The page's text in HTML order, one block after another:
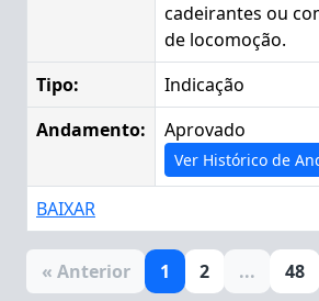
cadeirantes ou
de locomoção.
Tipo:
Indicação
Andamento:
Aprovado
Ver Histórico de
BAIXAR
« Anterior 1 2 ... 48